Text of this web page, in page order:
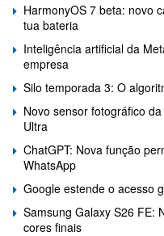
HarmonyOS 7 beta: novo
tua bateria
Inteligência artificial da
empresa
Silo temporada 3: O
Novo sensor fotográfico
Ultra
ChatGPT: Nova função
WhatsApp
Google estende o acesso
Samsung Galaxy S26 FE:
cores finais